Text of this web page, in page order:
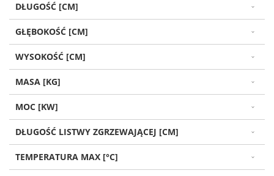
DŁUGOŚĆ [CM]
GŁĘBOKOŚĆ [CM]
WYSOKOŚĆ [CM]
MASA [KG]
MOC [KW]
DŁUGOŚĆ LISTWY ZGRZEWAJĄCEJ [CM]
TEMPERATURA MAX [°C]